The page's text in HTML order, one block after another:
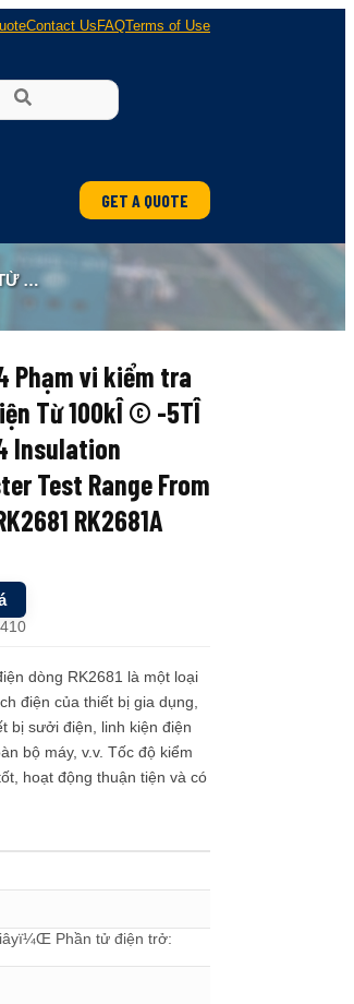
Contact Us FAQTerms of Use
GET A QUOTE
Phạm vi kiểm tra
Từ 100kÎ © -5TÎ
Insulation
Test Range From
RK2681A
dòng RK2681 là một loại
điện của thiết bị gia dụng,
bị sưởi điện, linh kiện điện
bộ máy, v.v. Tốc độ kiểm
hoạt động thuận tiện và có
Phần tử điện trở: